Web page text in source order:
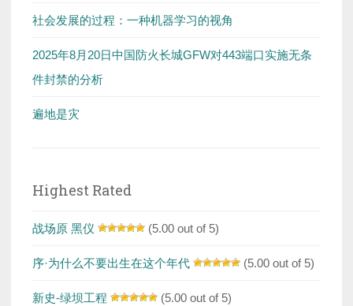
社会发展的过程：一种机器学习的视角
2025年8月20日中国防火长城GFW对443端口实施无条
件封禁的分析
遍地是灾
Highest Rated
战场原 黑仪 (5.00 out of 5)
序·为什么不要出生在这个年代 (5.00 out of 5)
新史-绿坝工程 (5.00 out of 5)